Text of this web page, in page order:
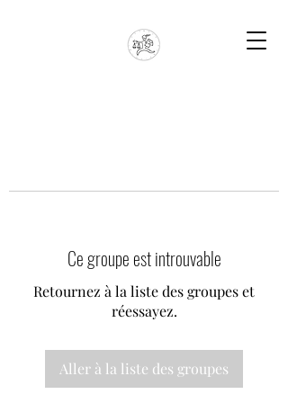
Ce groupe est introuvable
Retournez à la liste des groupes et
réessayez.
Aller à la liste des groupes